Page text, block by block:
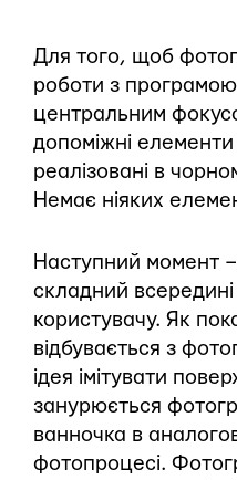
Для того, щоб
роботи з
центральним
допоміжні
реалізовані в
Немає ніяких
Наступний момент
складний всередині
користувачу. Як
відбувається з
ідея імітувати
занурюється
ванночка в
фотопроцесі.